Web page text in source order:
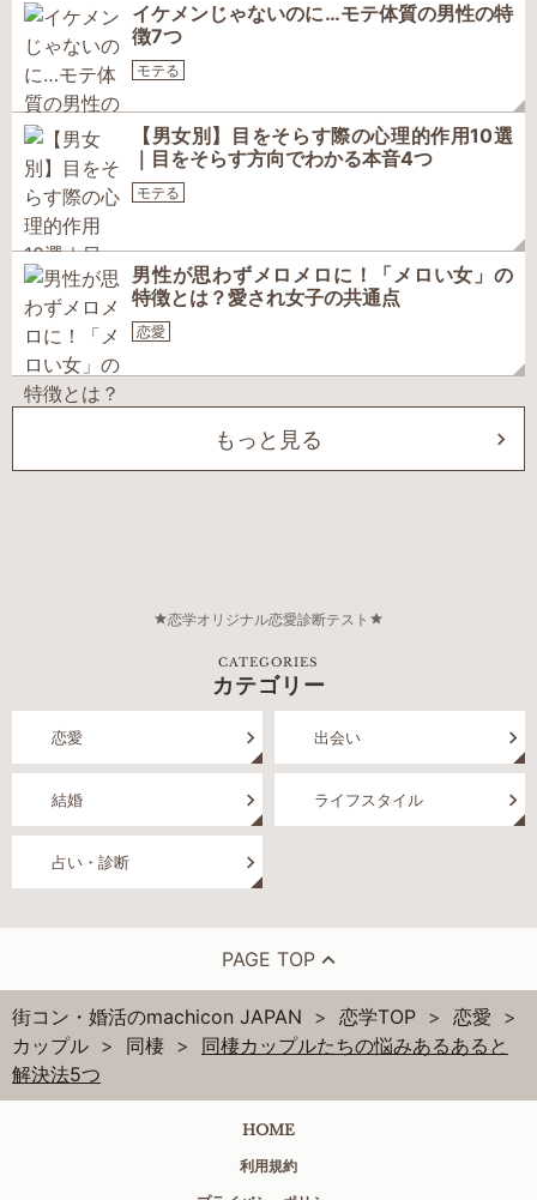
イケメンじゃないのに…モテ体質の男性の特
徴7つ
モテる
【男女別】目をそらす際の心理的作用10選
｜目をそらす方向でわかる本音4つ
モテる
男性が思わずメロメロに！「メロい女」の
特徴とは？愛され女子の共通点
恋愛
もっと見る
恋学オリジナル恋愛診断テスト
CATEGORIES
カテゴリー
恋愛 出会い
結婚 ライフスタイル
占い・診断
PAGE TOP
街コン・婚活のmachicon JAPAN 恋学TOP
恋愛
カップル
同棲
同棲カップルたちの悩みあるあると
解決法5つ
HOME
利用規約